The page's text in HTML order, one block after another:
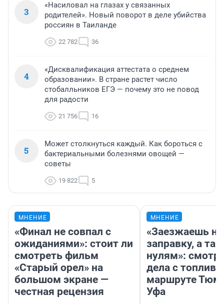
3
«Насиловал на глазах у связанных
родителей». Новый поворот в деле убийства
россиян в Таиланде
22 782 36
4
«Дисквалификация аттестата о среднем
образовании». В стране растет число
стобалльников ЕГЭ — почему это не повод
для радости
21 756 16
5
Может столкнуться каждый. Как бороться с
бактериальными болезнями овощей —
советы
19 822 5
МНЕНИЕ
«Финал не совпал с
ожиданиями»: стоит ли
смотреть фильм
«Старый орел» на
большом экране —
честная рецензия
МНЕНИЕ
«Заезжаешь на
заправку, а
нулям»:
дела с
маршруте
Уфа